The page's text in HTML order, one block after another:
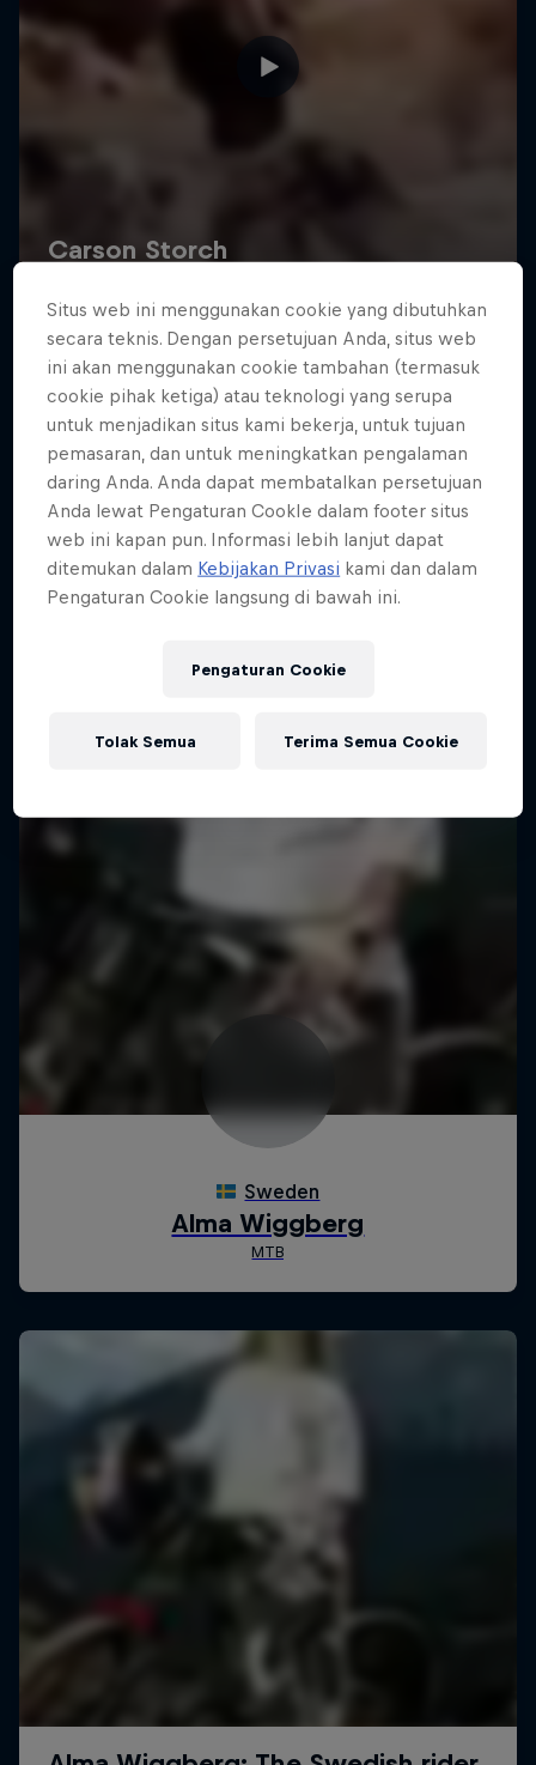
Riders who challenge MTB's baddest contest
1 Season · 5 episodes
MTB
Situs web ini menggunakan cookie yang dibutuhkan
secara teknis. Dengan persetujuan Anda, situs web
ini akan menggunakan cookie tambahan (termasuk
cookie pihak ketiga) atau teknologi yang serupa
untuk menjadikan situs kami bekerja, untuk tujuan
pemasaran, dan untuk meningkatkan pengalaman
daring Anda. Anda dapat membatalkan persetujuan
Anda lewat Pengaturan CookIe dalam footer situs
web ini kapan pun. Informasi lebih lanjut dapat
ditemukan dalam Kebijakan Privasi kami dan dalam
Pengaturan Cookie langsung di bawah ini.
Pengaturan Cookie
Tolak Semua Terima Semua Cookie